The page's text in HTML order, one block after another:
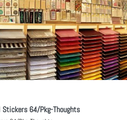
Stickers 64/Pkg-Thoughts